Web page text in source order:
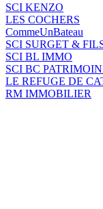
SCI KENZO
LES COCHERS
CommeUnBateau
SCI SURGET &
SCI BL IMMO
SCI BC
LE REFUGE DE
RM IMMOBILIER